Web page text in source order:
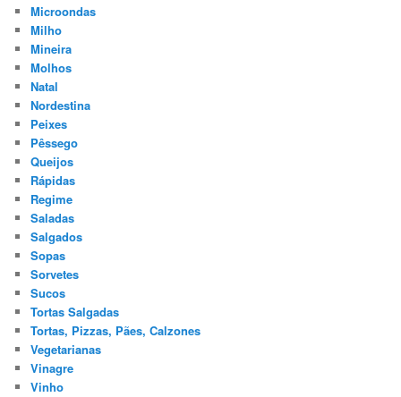
Microondas
Milho
Mineira
Molhos
Natal
Nordestina
Peixes
Pêssego
Queijos
Rápidas
Regime
Saladas
Salgados
Sopas
Sorvetes
Sucos
Tortas Salgadas
Tortas, Pizzas, Pães, Calzones
Vegetarianas
Vinagre
Vinho